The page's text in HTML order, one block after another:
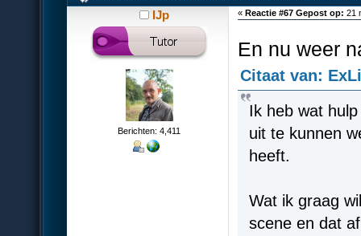
IJp
Berichten: 4,411
« Reactie #67 Gepost op: 21
En nu weer
Citaat van:
Ik heb wat
uit te kunnen
heeft.
Wat ik graag
scene en dat